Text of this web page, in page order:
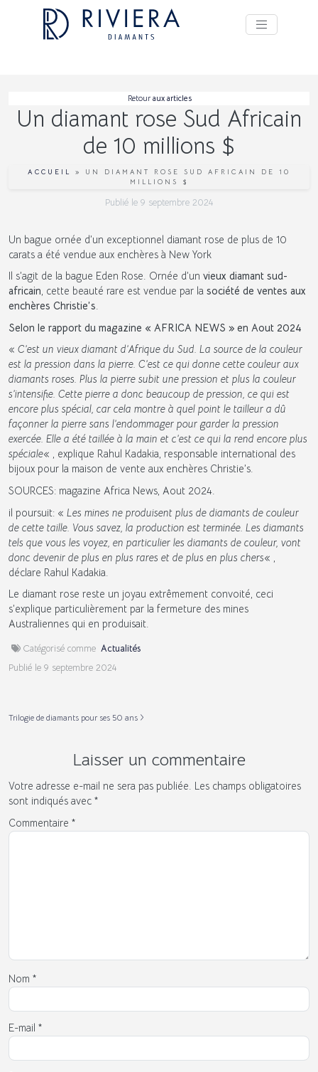
Retour aux articles
Un diamant rose Sud Africain
de 10 millions $
ACCUEIL » UN DIAMANT ROSE SUD AFRICAIN DE 10
MILLIONS $
Publié le 9 septembre 2024
Un bague ornée d’un exceptionnel diamant rose de plus de 10
carats a été vendue aux enchères à New York
Il s’agit de la bague Eden Rose. Ornée d’un vieux diamant sud-
africain, cette beauté rare est vendue par la société de ventes aux
enchères Christie’s.
Selon le rapport du magazine « AFRICA NEWS » en Aout 2024
« C’est un vieux diamant d’Afrique du Sud. La source de la couleur
est la pression dans la pierre. C’est ce qui donne cette couleur aux
diamants roses. Plus la pierre subit une pression et plus la couleur
s’intensifie. Cette pierre a donc beaucoup de pression, ce qui est
encore plus spécial, car cela montre à quel point le tailleur a dû
façonner la pierre sans l’endommager pour garder la pression
exercée. Elle a été taillée à la main et c’est ce qui la rend encore plus
spéciale« , explique Rahul Kadakia, responsable international des
bijoux pour la maison de vente aux enchères Christie’s.
SOURCES: magazine Africa News, Aout 2024.
il poursuit: « Les mines ne produisent plus de diamants de couleur
de cette taille. Vous savez, la production est terminée. Les diamants
tels que vous les voyez, en particulier les diamants de couleur, vont
donc devenir de plus en plus rares et de plus en plus chers« ,
déclare Rahul Kadakia.
Le diamant rose reste un joyau extrêmement convoité, ceci
s’explique particulièrement par la fermeture des mines
Australiennes qui en produisait.
Catégorisé comme Actualités
Publié le 9 septembre 2024
Trilogie de diamants pour ses 50 ans
Laisser un commentaire
Votre adresse e-mail ne sera pas publiée. Les champs obligatoires
sont indiqués avec *
Commentaire *
Nom *
E-mail *